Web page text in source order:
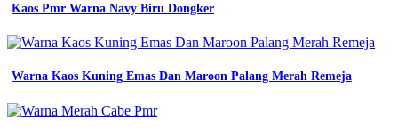
Kaos Pmr Warna Navy Biru Dongker
Warna Kaos Kuning Emas Dan Maroon Palang Merah Remeja